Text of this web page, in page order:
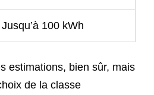
Jusqu’à 100 kWh
estimations, bien sûr, mais
de la classe